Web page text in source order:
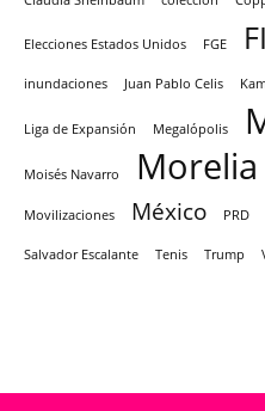
Elecciones Estados Unidos FGE
inundaciones Juan Pablo Celis
Liga de Expansión Megalópolis
Moisés Navarro Morelia
Movilizaciones México PRD
Salvador Escalante Tenis Trump